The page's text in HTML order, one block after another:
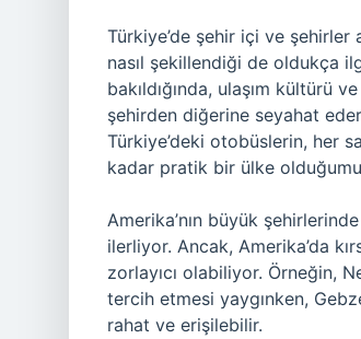
Türkiye’de şehir içi ve şehirler
nasıl şekillendiği de oldukça
bakıldığında, ulaşım kültürü
şehirden diğerine seyahat
Türkiye’deki otobüslerin, her
kadar pratik bir ülke
Amerika’nın büyük
ilerliyor. Ancak, Amerika’da
zorlayıcı olabiliyor. Örneğin,
tercih etmesi yaygınken,
rahat ve erişilebilir.